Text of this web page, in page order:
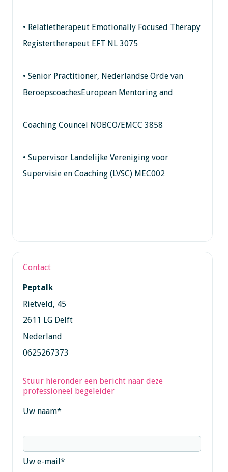
• Relatietherapeut Emotionally Focused Therapy
Registertherapeut EFT NL 3075
• Senior Practitioner, Nederlandse Orde van
BeroepscoachesEuropean Mentoring and
Coaching Councel NOBCO/EMCC 3858
• Supervisor Landelijke Vereniging voor
Supervisie en Coaching (LVSC) MEC002
Contact
Peptalk
Rietveld, 45
2611 LG Delft
Nederland
0625267373
Stuur hieronder een bericht naar deze
professioneel begeleider
Uw naam*
Uw e-mail*